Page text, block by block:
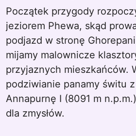
Początek przygody
jeziorem Phewa, skąd
podjazd w stronę
mijamy malownicze
przyjaznych mieszkańców.
podziwianie panamy świtu
Annapurnę I (8091 m
dla zmysłów.